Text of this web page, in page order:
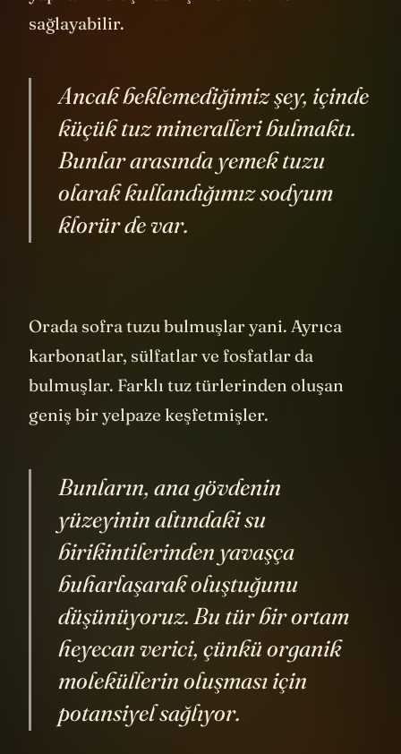
sağlayabilir.
Ancak beklemediğimiz şey, içinde
küçük tuz mineralleri bulmaktı.
Bunlar arasında yemek tuzu
olarak kullandığımız sodyum
klorür de var.
Orada sofra tuzu bulmuşlar yani. Ayrıca
karbonatlar, sülfatlar ve fosfatlar da
bulmuşlar. Farklı tuz türlerinden oluşan
geniş bir yelpaze keşfetmişler.
Bunların, ana gövdenin
yüzeyinin altındaki su
birikintilerinden yavaşça
buharlaşarak oluştuğunu
düşünüyoruz. Bu tür bir ortam
heyecan verici, çünkü organik
moleküllerin oluşması için
potansiyel sağlıyor.